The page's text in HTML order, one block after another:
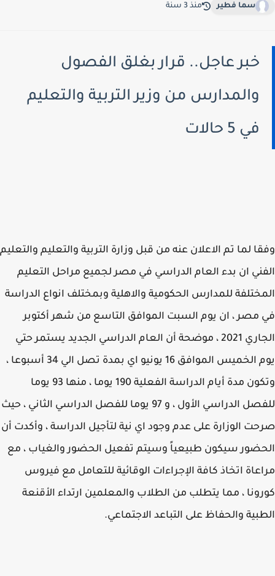
سما فطير منذ 3 سنة
خبر عاجل.. قرار بغلق الفصول
والمدارس من وزير التربية والتعليم
في 5 حالات
لما تم الاعلان عنه من قبل وزارة التربية والتعليم والتعليم
ان بدء العام الدراسي في مصر لجميع مراحل التعليم
للمدارس الحكومية والاهلية وبمختلف انواع الدراسة
مصر ، ان يوم السبت الموافق التاسع من شهر أكتوبر
الجاري 2021 ، موضحة أن العام الدراسي الجديد يستمر حتي
يوم الخميس الموافق 16 يونيو اي بمدة تصل الي 34 أسبوعا ،
وتكون مدة أيام الدراسة الفعلية 190 يوما ، منها 93 يوما
للفصل الدراسي الأول ، و 97 يوما للفصل الدراسي الثاني ، حيث
الوزارة على عدم وجود اي نية لتأجيل الدراسة ، وأكدت أن
سيكون طبيعياً وسيتم تفعيل الحضور والغياب ، مع
اتخاذ كافة الإجراءات الوقائية للتعامل مع فيروس
، مما يتطلب من الطلاب والمعلمين ارتداء الأقنعة
والحفاظ على التباعد الاجتماعي.